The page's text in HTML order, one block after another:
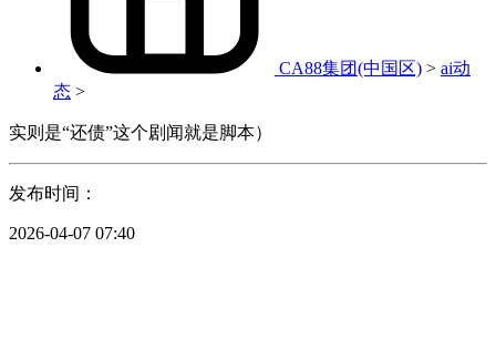
CA88集团(中国区) > ai动
态 >
实则是“还债”这个剧闻就是脚本）
发布时间：
2026-04-07 07:40